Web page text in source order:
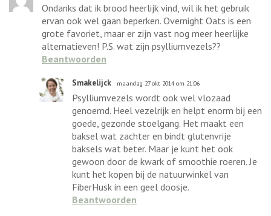
Ondanks dat ik brood heerlijk vind, wil ik het gebruik
ervan ook wel gaan beperken. Overnight Oats is een
grote favoriet, maar er zijn vast nog meer heerlijke
alternatieven! P.S. wat zijn psylliumvezels??
Beantwoorden
Smakelijck maandag 27 okt 2014 om 21:06
Psylliumvezels wordt ook wel vlozaad
genoemd. Heel vezelrijk en helpt enorm bij een
goede, gezonde stoelgang. Het maakt een
baksel wat zachter en bindt glutenvrije
baksels wat beter. Maar je kunt het ook
gewoon door de kwark of smoothie roeren. Je
kunt het kopen bij de natuurwinkel van
FiberHusk in een geel doosje.
Beantwoorden